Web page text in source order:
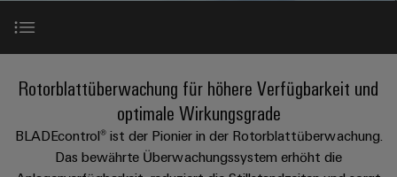
Lösungen
und
für
Rechenzentren
–
DC-
Microgrids
OS
Edge
Gehäusesysteme
-
komponenten
Kabeleinführungssysteme
Delivery
Service
Beratung
Vertrieb
Promotionfahrzeug
Distribution
Info
Unternehmen
Zahlen
und
Unser
Vorstand
Karriere
Für
Studierende
Mehr Leistung durch Rotorblattüberwachung
BLADEcontrol® Videoserie
Rotorblattüberwachung für höhere Verfügbarkeit und
optimale Wirkungsgrade
BLADEcontrol® ist der Pionier in der Rotorblattüberwachung.
Das bewährte Überwachungssystem erhöht die